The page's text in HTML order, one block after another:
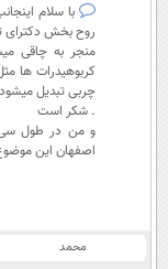
روح بخش دکترای
منجر به چاقی
کربوهیدرات ها
چربی تبدیل میشود
. شکر است
و من در طول
اصفهان این
محمد